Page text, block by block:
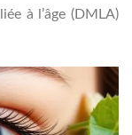
à l’âge (DMLA)